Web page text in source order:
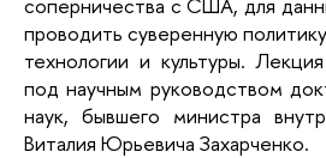
проводить суверенную
технологии и культуры.
под научным руководством
наук, бывшего министра
Виталия Юрьевича Захарченко.